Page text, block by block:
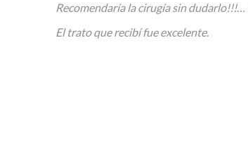
Recomendaría la cirugía sin dudarlo!!!…
El trato que recibí fue excelente.